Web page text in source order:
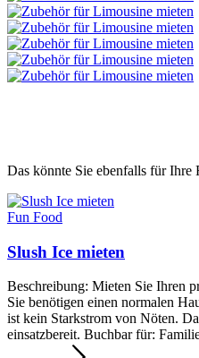
Das könnte Sie ebenfalls für Ihre
Fun Food
Slush Ice mieten
Beschreibung: Mieten Sie Ihren
Sie benötigen einen normalen
ist kein Starkstrom von Nöten.
einsatzbereit. Buchbar für: